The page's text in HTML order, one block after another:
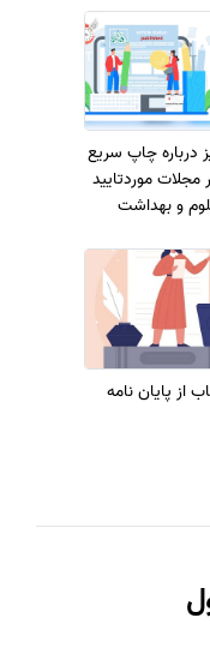
درباره چاپ سریع
مجلات موردتایید
و بهداشت
از پایان نامه